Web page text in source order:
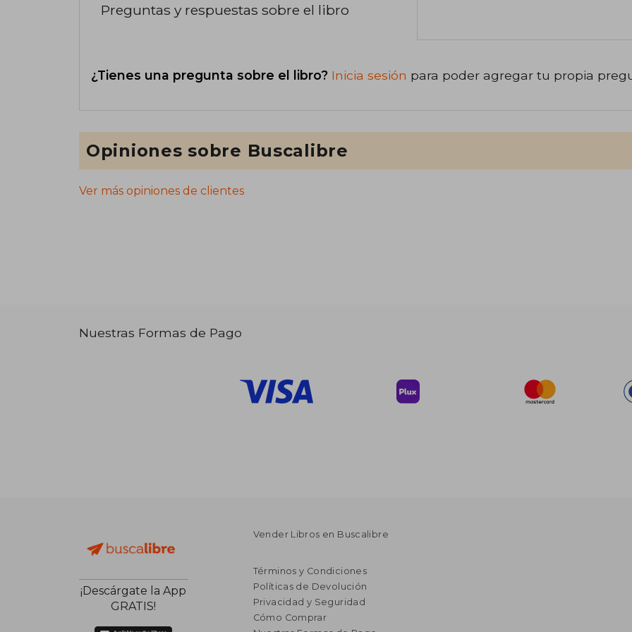
Preguntas y respuestas sobre el libro
¿Tienes una pregunta sobre el libro? Inicia sesión para poder agregar tu propia
Opiniones sobre Buscalibre
Ver más opiniones de clientes
Nuestras Formas de Pago
¡Descárgate la App
GRATIS!
Vender Libros en Buscalibre
Términos y Condiciones
Políticas de Devolución
Privacidad y Seguridad
Cómo Comprar